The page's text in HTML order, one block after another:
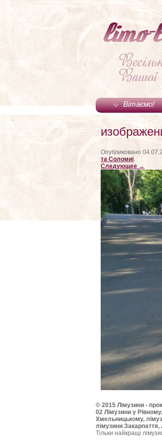
Вітаємо!
Опубликовано
та Соломиї.
Следующее →
© 2015 Лімузини -
02 Лімузини у
Хмельницькому,
лімузини Закарпаття,
Тільки найкращі